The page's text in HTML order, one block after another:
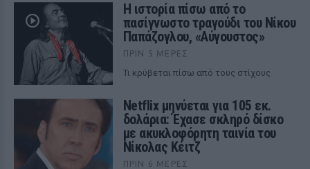
Η ιστορία πίσω από το
πασίγνωστο τραγούδι του Νίκου
Παπάζογλου, «Αύγουστος»
ΠΡΙΝ 5 ΜΈΡΕΣ
Τι κρύβεται πίσω από τους στίχους
Netflix μηνύεται για 105 εκ.
δολάρια: Έχασε σκληρό δίσκο
με ακυκλοφόρητη ταινία του
Νίκολας Κέιτζ
ΠΡΙΝ 6 ΜΈΡΕΣ